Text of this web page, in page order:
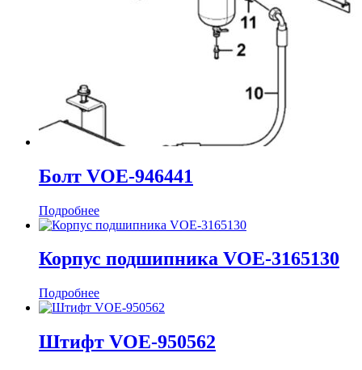
Болт VOE-946441
Подробнее
Корпус подшипника VOE-3165130
Подробнее
Штифт VOE-950562